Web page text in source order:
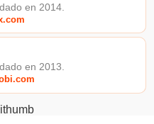
en 2014.
en 2013.